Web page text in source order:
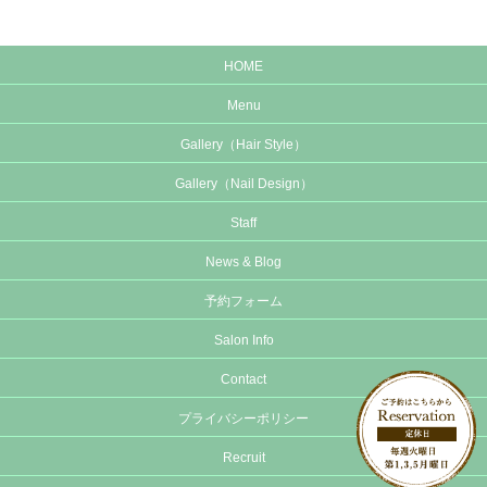
HOME
Menu
Gallery（Hair Style）
Gallery（Nail Design）
Staff
News & Blog
予約フォーム
Salon Info
Contact
プライバシーポリシー
Recruit